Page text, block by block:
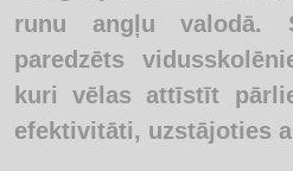
runu angļu valodā.
paredzēts
kuri vēlas attīstīt
efektivitāti, uzstājoties